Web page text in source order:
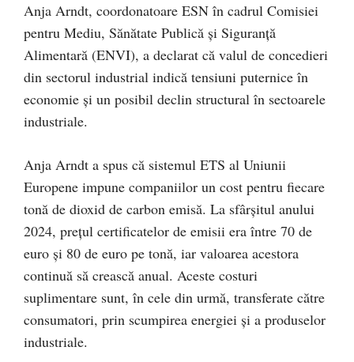
Anja Arndt, coordonatoare ESN în cadrul Comisiei
pentru Mediu, Sănătate Publică și Siguranță
Alimentară (ENVI), a declarat că valul de concedieri
din sectorul industrial indică tensiuni puternice în
economie și un posibil declin structural în sectoarele
industriale.
Anja Arndt a spus că sistemul ETS al Uniunii
Europene impune companiilor un cost pentru fiecare
tonă de dioxid de carbon emisă. La sfârșitul anului
2024, prețul certificatelor de emisii era între 70 de
euro și 80 de euro pe tonă, iar valoarea acestora
continuă să crească anual. Aceste costuri
suplimentare sunt, în cele din urmă, transferate către
consumatori, prin scumpirea energiei și a produselor
industriale.